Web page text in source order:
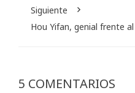
Siguiente
Hou Yifan, genial frente
5 COMENTARIOS